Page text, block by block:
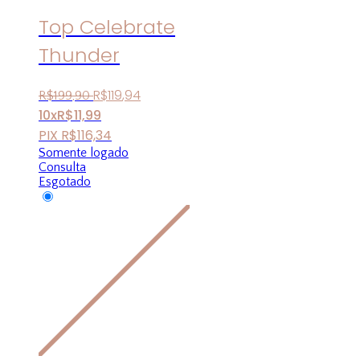
Top Celebrate
Thunder
R$199,90 R$119,94
10xR$11,99
PIX R$116,34
Somente logado
Consulta
Esgotado